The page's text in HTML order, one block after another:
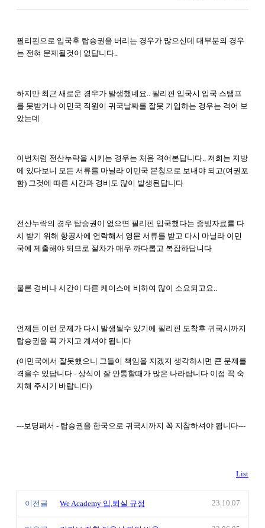
필리핀으로 입국후 탑승권을 버리는 경우가 많으신데 대부분의 경우
는 전혀 문제될것이 없답니다..
하지만 최근 새로운 경우가 발생했네요.. 필리핀 입국시 입국 스탬프
를 못받거나 이민국 직원이 귀국날짜를 잘못 기입하는 경우는 격어 보
았는데
이번처럼 전산누락을 시키는 경우는 처음 격어본답니다.. 저희는 지방
에 있다보니 모든 서류를 마닐라 이민국 본청으로 보내야 되고(여권포
함) 그것에 따른 시간과 경비도 많이 발생된답니다
전산누락의 경우 탑승권이 없으면 필리핀 입국했다는 증빙자료를 다
시 받기 위해 항공사에 연락해서 영문 서류를 받고 다시 마닐라 이민
국에 제출해야 되므로 절차가 매우 까다롭고 복잡하답니다
물론 경비나 시간이 다른 케이스에 비하여 많이 소요되고요..
언제든 이런 문제가 다시 발생될수 있기에 필리핀 도착후 귀국시까지
탑승권을 꼭 가지고 계셔야 됩니다
(이민국에서 잘못했으니 그들이 책임을 지겠지 생각하시면 큰 문제를
격을수 있답니다 - 상식이 잘 안통할때가 많은 나라랍니다 이점 꼭 숙
지해 주시기 바랍니다)
---보딩패서 - 탑승권을 한국으로 귀국시까지 꼭 지참하셔야 됩니다---
List
이전글 We Academy 입,퇴실 규정 23.10.07